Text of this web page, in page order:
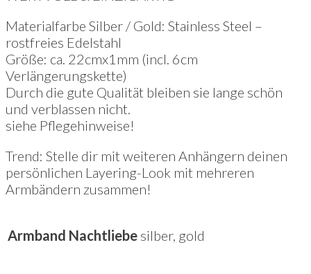
Materialfarbe Silber / Gold: Stainless Steel –
rostfreies Edelstahl
Größe: ca. 22cmx1mm (incl. 6cm
Verlängerungskette)
Durch die gute Qualität bleiben sie lange schön
und verblassen nicht.
siehe Pflegehinweise!
Trend: Stelle dir mit weiteren Anhängern deinen
persönlichen Layering-Look mit mehreren
Armbändern zusammen!
Armband Nachtliebe silber, gold